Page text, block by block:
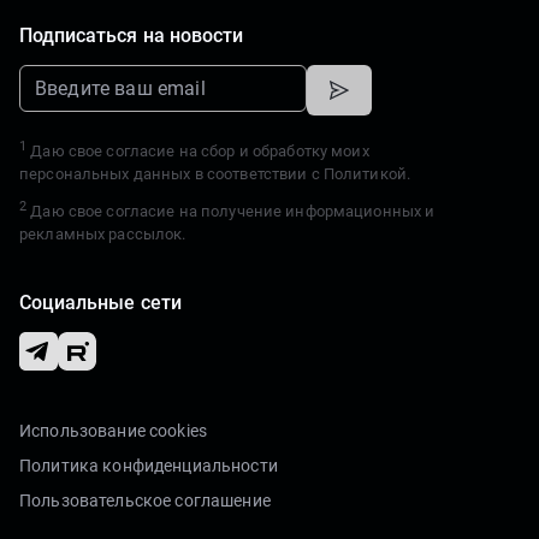
Подписаться на новости
1 Даю свое согласие на сбор и обработку моих
персональных данных в соответствии с Политикой.
2 Даю свое согласие на получение информационных и
рекламных рассылок.
Социальные сети
Использование cookies
Политика конфиденциальности
Пользовательское соглашение